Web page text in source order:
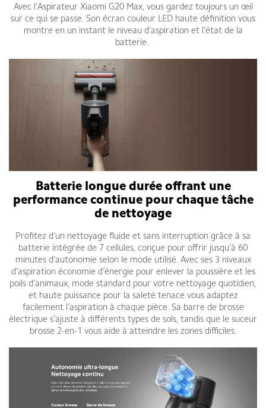
Avec l'Aspirateur Xiaomi G20 Max, vous gardez toujours un œil
sur ce qui se passe. Son écran couleur LED haute définition vous
montre en un instant le niveau d’aspiration et l’état de la
batterie.
Batterie longue durée offrant une
performance continue pour chaque tâche
de nettoyage
Profitez d’un nettoyage fluide et sans interruption grâce à sa
batterie intégrée de 7 cellules, conçue pour offrir jusqu’à 60
minutes d’autonomie selon le mode utilisé. Avec ses 3 niveaux
d’aspiration économie d’énergie pour enlever la poussière et les
poils d’animaux, mode standard pour votre nettoyage quotidien,
et haute puissance pour la saleté tenace vous adaptez
facilement l’aspiration à chaque pièce. Sa barre de brosse
électrique s’ajuste à différents types de sols, tandis que le suceur
brosse 2-en-1 vous aide à atteindre les zones difficiles.